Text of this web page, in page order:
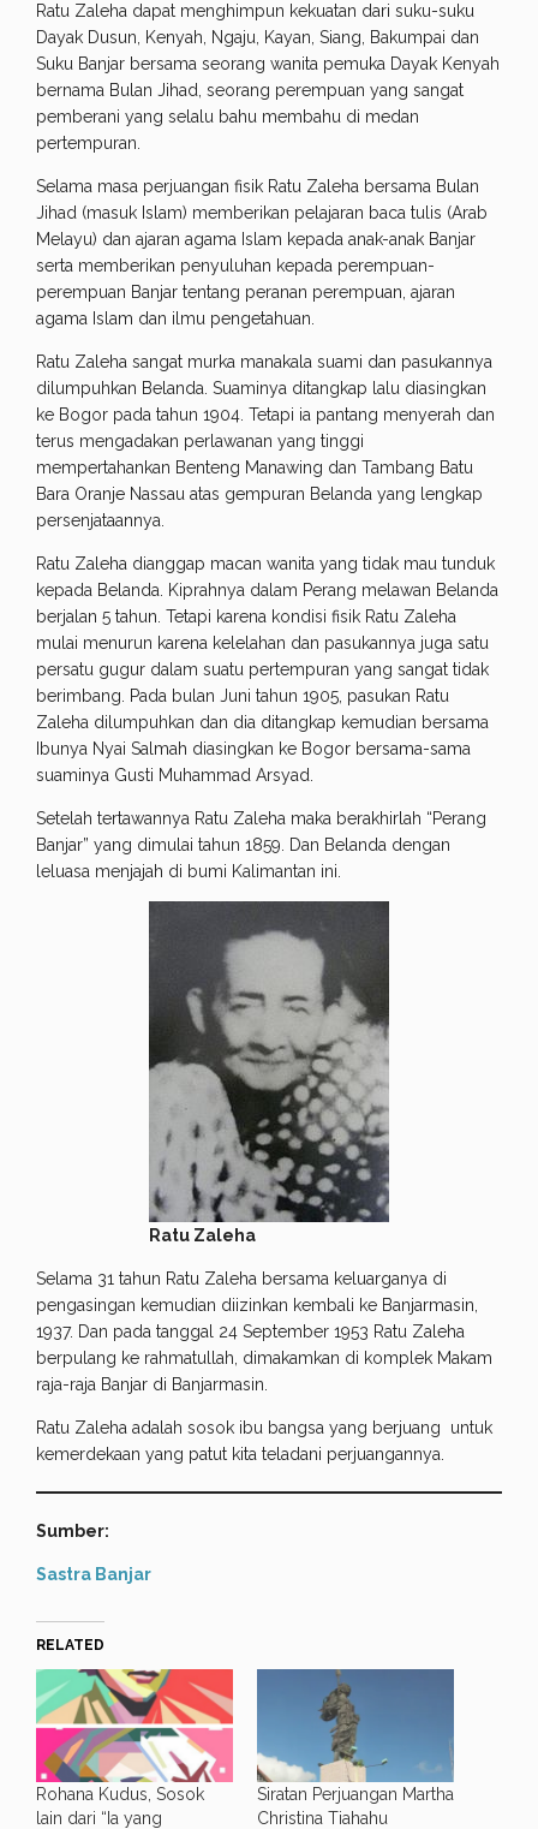
Ratu Zaleha dapat menghimpun kekuatan dari suku-suku
Dayak Dusun, Kenyah, Ngaju, Kayan, Siang, Bakumpai dan
Suku Banjar bersama seorang wanita pemuka Dayak Kenyah
bernama Bulan Jihad, seorang perempuan yang sangat
pemberani yang selalu bahu membahu di medan
pertempuran.
Selama masa perjuangan fisik Ratu Zaleha bersama Bulan
Jihad (masuk Islam) memberikan pelajaran baca tulis (Arab
Melayu) dan ajaran agama Islam kepada anak-anak Banjar
serta memberikan penyuluhan kepada perempuan-
perempuan Banjar tentang peranan perempuan, ajaran
agama Islam dan ilmu pengetahuan.
Ratu Zaleha sangat murka manakala suami dan pasukannya
dilumpuhkan Belanda. Suaminya ditangkap lalu diasingkan
ke Bogor pada tahun 1904. Tetapi ia pantang menyerah dan
terus mengadakan perlawanan yang tinggi
mempertahankan Benteng Manawing dan Tambang Batu
Bara Oranje Nassau atas gempuran Belanda yang lengkap
persenjataannya.
Ratu Zaleha dianggap macan wanita yang tidak mau tunduk
kepada Belanda. Kiprahnya dalam Perang melawan Belanda
berjalan 5 tahun. Tetapi karena kondisi fisik Ratu Zaleha
mulai menurun karena kelelahan dan pasukannya juga satu
persatu gugur dalam suatu pertempuran yang sangat tidak
berimbang. Pada bulan Juni tahun 1905, pasukan Ratu
Zaleha dilumpuhkan dan dia ditangkap kemudian bersama
Ibunya Nyai Salmah diasingkan ke Bogor bersama-sama
suaminya Gusti Muhammad Arsyad.
Setelah tertawannya Ratu Zaleha maka berakhirlah “Perang
Banjar” yang dimulai tahun 1859. Dan Belanda dengan
leluasa menjajah di bumi Kalimantan ini.
Ratu Zaleha
Selama 31 tahun Ratu Zaleha bersama keluarganya di
pengasingan kemudian diizinkan kembali ke Banjarmasin,
1937. Dan pada tanggal 24 September 1953 Ratu Zaleha
berpulang ke rahmatullah, dimakamkan di komplek Makam
raja-raja Banjar di Banjarmasin.
Ratu Zaleha adalah sosok ibu bangsa yang berjuang untuk
kemerdekaan yang patut kita teladani perjuangannya.
Sumber:
Sastra Banjar
RELATED
Rohana Kudus, Sosok
lain dari “Ia yang
Siratan Perjuangan Martha
Christina Tiahahu